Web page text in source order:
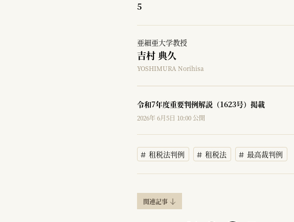
5
亜細亜大学教授
吉村 典久
YOSHIMURA Norihisa
令和7年度重要判例解説（1623号）掲載
2026年 6月5日 10:00 公開
租税法判例 租税法 最高裁判例
関連記事